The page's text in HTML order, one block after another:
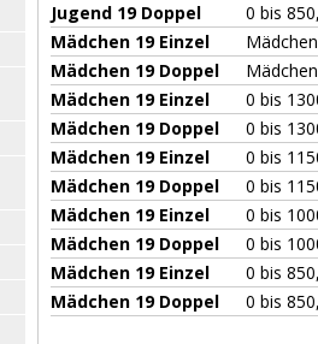
Jugend 19 Doppel
0 bis
Mädchen 19 Einzel
Mädchen 19 Doppel
Mädchen 19 Einzel
0 bis
Mädchen 19 Doppel
0 bis
Mädchen 19 Einzel
0 bis
Mädchen 19 Doppel
0 bis
Mädchen 19 Einzel
0 bis
Mädchen 19 Doppel
0 bis
Mädchen 19 Einzel
0 bis
Mädchen 19 Doppel
0 bis